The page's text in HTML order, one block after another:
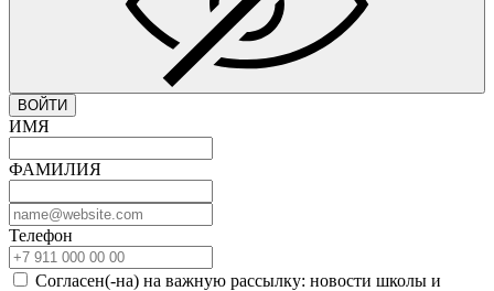
ВОЙТИ
ИМЯ
ФАМИЛИЯ
Телефон
Согласен(-на) на важную рассылку: новости школы и